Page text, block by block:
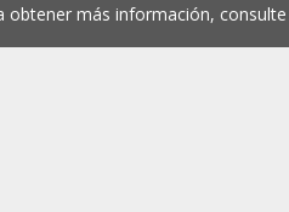
obtener más información,